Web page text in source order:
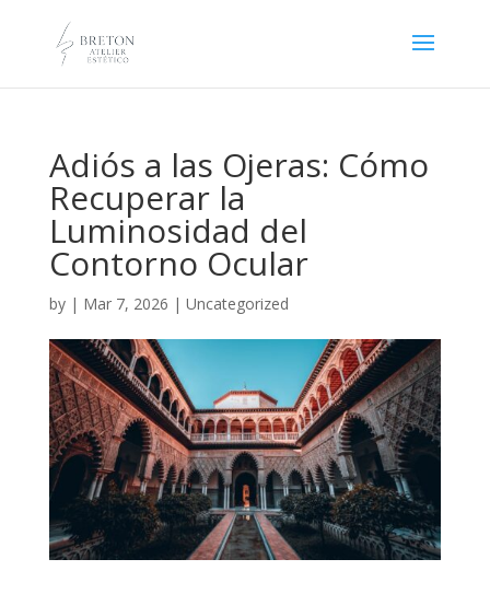
Adiós a las Ojeras: Cómo
Recuperar la
Luminosidad del
Contorno Ocular
by | Mar 7, 2026 | Uncategorized